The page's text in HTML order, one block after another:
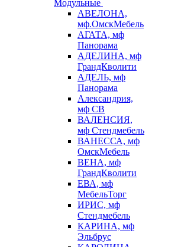
Модульные
АВЕЛОНА,
мф.ОмскМебель
АГАТА, мф
Панорама
АДЕЛИНА, мф
ГрандКволити
АДЕЛЬ, мф
Панорама
Александрия,
мф СВ
ВАЛЕНСИЯ,
мф Стендмебель
ВАНЕССА, мф
ОмскМебель
ВЕНА, мф
ГрандКволити
ЕВА, мф
МебельТорг
ИРИС, мф
Стендмебель
КАРИНА, мф
Эльбрус